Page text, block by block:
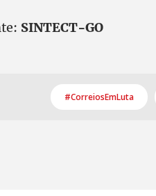
SINTECT-GO
#CorreiosEmLuta